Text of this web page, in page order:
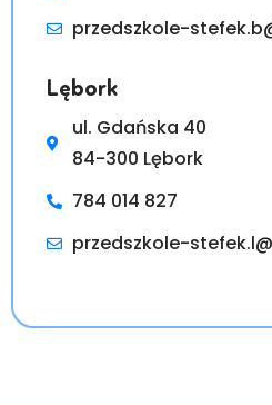
przedszkole-
Lębork
ul. Gdańska 40
84-300 Lębork
784 014 827
przedszkole-